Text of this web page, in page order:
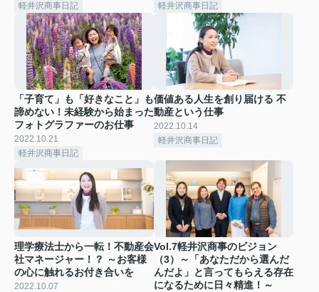
軽井沢商事日記
軽井沢商事日記
「子育て」も「好きなこと」も
諦めない！未経験から始まった
フォトグラファーのお仕事
2022.10.21
軽井沢商事日記
価値ある人生を創り届ける 不
動産という仕事
2022.10.14
軽井沢商事日記
理学療法士から一転！不動産会
社マネージャー！？ ～お客様
の心に触れるお付き合いを
2022.10.07
Vol.7軽井沢商事のビジョン
（3）～「あなただから選んだ
んだよ」と言ってもらえる存在
になるために日々精進！～